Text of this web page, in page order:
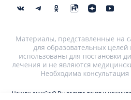
Материалы, представленные на
для образовательных целей
использованы для постановки
лечения и не являются
Необходима
Нашли ошибку? Выделите текст и